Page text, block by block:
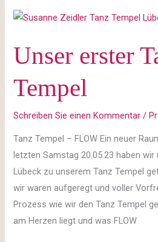
Unser erster
Tempel
Schreiben Sie einen Kommentar /
Tanz Tempel – FLOW Ein neuer
letzten Samstag 20.05.23 haben
Lübeck zu unserem Tanz Tempel
wir waren aufgeregt und voller
Prozess wie wir den Tanz Tempel
am Herzen liegt und was FLOW
Unser
Tanz
Tempel